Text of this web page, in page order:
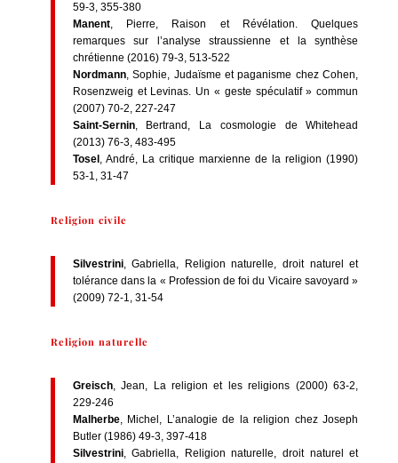
59-3, 355-380
Manent, Pierre, Raison et Révélation. Quelques
remarques sur l’analyse straussienne et la synthèse
chrétienne (2016) 79-3, 513-522
Nordmann, Sophie, Judaïsme et paganisme chez Cohen,
Rosenzweig et Levinas. Un « geste spéculatif » commun
(2007) 70-2, 227-247
Saint-Sernin, Bertrand, La cosmologie de Whitehead
(2013) 76-3, 483-495
Tosel , André, La critique marxienne de la religion (1990)
53-1, 31-47
Religion civile
Silvestrini, Gabriella, Religion naturelle, droit naturel et
tolérance dans la « Profession de foi du Vicaire savoyard »
(2009) 72-1, 31-54
Religion naturelle
Greisch, Jean, La religion et les religions (2000) 63-2,
229-246
Malherbe, Michel, L’analogie de la religion chez Joseph
Butler (1986) 49-3, 397-418
Silvestrini, Gabriella, Religion naturelle, droit naturel et